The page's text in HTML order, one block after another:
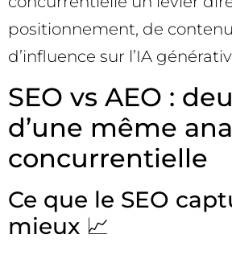
positionnement, de
d’influence sur l’IA
SEO vs AEO :
d’une même
concurrentielle
Ce que le SEO
mieux 📈